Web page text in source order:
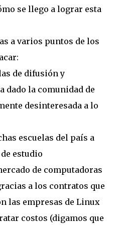
se llego a lograr esta
a varios puntos de los
de difusión y
dado la comunidad de
desinteresada a lo
escuelas del país a
estudio
de computadoras
a los contratos que
las empresas de Linux
costos (digamos que